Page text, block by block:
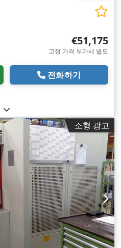
€51,175
고정 가격 부가세 별도
전화하기
소형 광고